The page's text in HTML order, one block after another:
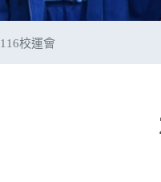
校運會